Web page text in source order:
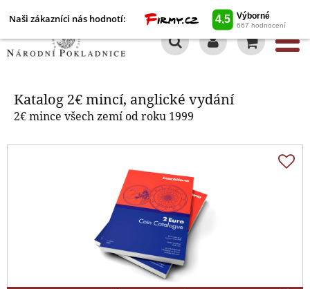
Naši zákazníci nás hodnotí:
Katalog 2€ mincí, anglické vydání
2€ mince všech zemí od roku 1999
Katalog 2€ mincí, anglické vydání